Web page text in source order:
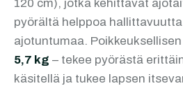
120 cm), jotka kehittävät
pyörältä helppoa
ajotuntumaa.
5,7 kg – tekee pyörästä
käsitellä ja tukee lapsen